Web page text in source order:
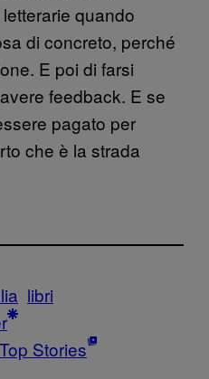
quando
di concreto, perché
E poi di farsi
feedback. E se
pagato per
che è la strada
libri
Stories